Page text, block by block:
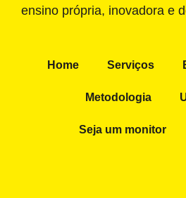
ensino própria, inovadora e
Home Serviços
Metodologia
Seja um monitor